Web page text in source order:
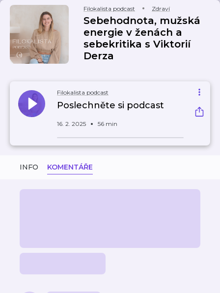
Filokalista podcast Zdraví
Sebehodnota, mužská
energie v ženách a
sebekritika s Viktorií
Derza
Filokalista podcast
Poslechněte si podcast
16. 2. 2025 56 min
INFO KOMENTÁŘE